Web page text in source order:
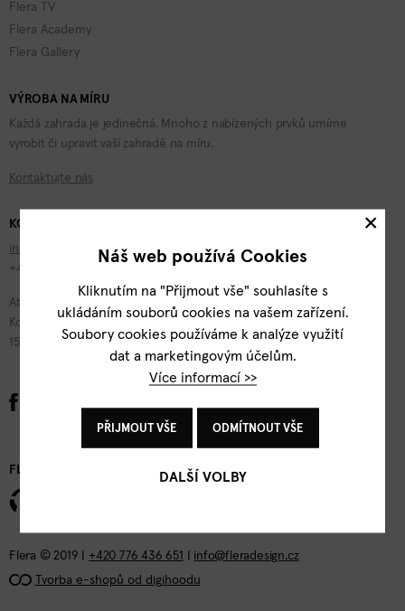
Flera TV
Flera Academy
Flera Gallery
VÝROBA NA MÍRU
Každá zahrada je jedinečná. Mnoho z nabízených prvků umíme
vyrobit či upravit vaší zahradě na míru.
Kontaktujte nás
KONTAKTY
info@fleradesign.cz
+420 776 436 651
Atelier Flera
Kotevní 1277/2
150 00 Praha 5
FLERA DESIGN
Flera © 2019 | +420 776 436 651
info@fleradesign.cz
Tvorba e-shopů od digihoodu
Náš web používá Cookies
Kliknutím na "Přijmout vše" souhlasíte s
ukládáním souborů cookies na vašem zařízení.
Soubory cookies používáme k analýze využití
dat a marketingovým účelům.
Více informací >>
×
PŘIJMOUT VŠE ODMÍTNOUT VŠE
DALŠÍ VOLBY